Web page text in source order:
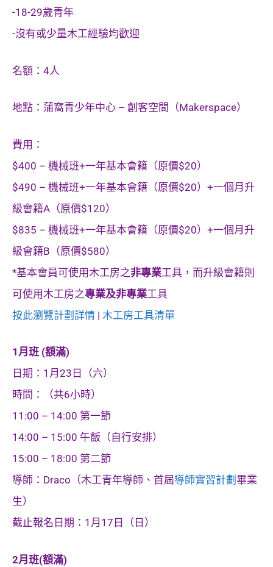
-18-29歲青年
-沒有或少量木工經驗均歡迎
名額：4人
地點：蒲窩青少年中心 – 創客空間（Makerspace）
費用：
$400 – 機械班+一年基本會籍（原價$20）
$490 – 機械班+一年基本會籍（原價$20）+一個月升
級會籍A（原價$120）
$835 – 機械班+一年基本會籍（原價$20）+一個月升
級會籍B（原價$580）
*基本會員可使用木工房之非專業工具，而升級會籍則
可使用木工房之專業及非專業工具
按此瀏覽計劃詳情 | 木工房工具清單
1月班 (額滿)
日期：1月23日（六）
時間：（共6小時）
11:00 – 14:00 第一節
14:00 – 15:00 午飯（自行安排）
15:00 – 18:00 第二節
導師：Draco（木工青年導師、首屆導師實習計劃 畢業
生）
截止報名日期：1月17日（日）
2月班(額滿)